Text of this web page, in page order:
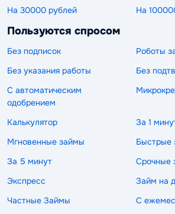
На 30000 рублей
На
Пользуются спросом
Без подписок
Роботы
Без указания работы
Без
С автоматическим
одобрением
Калькулятор
За 1
Мгновенные займы
Быстрые
За 5 минут
Срочные
Экспресс
Займ на
Частные Займы
С